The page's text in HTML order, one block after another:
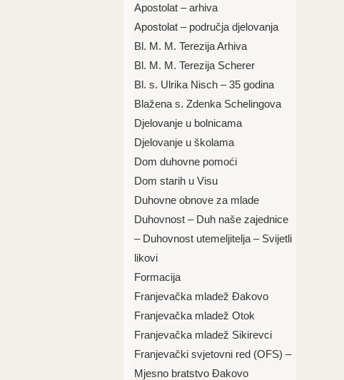
Apostolat – arhiva
Apostolat – područja djelovanja
Bl. M. M. Terezija Arhiva
Bl. M. M. Terezija Scherer
Bl. s. Ulrika Nisch – 35 godina
Blažena s. Zdenka Schelingova
Djelovanje u bolnicama
Djelovanje u školama
Dom duhovne pomoći
Dom starih u Visu
Duhovne obnove za mlade
Duhovnost – Duh naše zajednice
– Duhovnost utemeljitelja – Svijetli
likovi
Formacija
Franjevačka mladež Đakovo
Franjevačka mladež Otok
Franjevačka mladež Sikirevci
Franjevački svjetovni red (OFS) –
Mjesno bratstvo Đakovo